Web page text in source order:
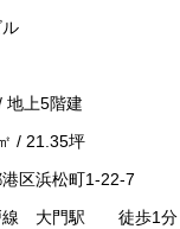
地上5階建
/ 21.35坪
区浜松町1-22-7
線 大門駅 徒歩1分